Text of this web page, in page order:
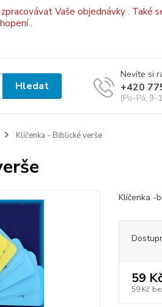
Vaše objednávky .
.
Hledat
Nevíte si
+420
(Po-Pá, 9-
Klíčenka - Biblické verše
Klíčenka -
59
59 Kč